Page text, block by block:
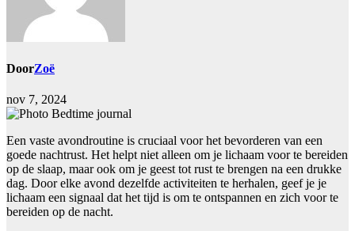
DoorZoë
nov 7, 2024
Een vaste avondroutine is cruciaal voor het bevorderen van een
goede nachtrust. Het helpt niet alleen om je lichaam voor te bereiden
op de slaap, maar ook om je geest tot rust te brengen na een drukke
dag. Door elke avond dezelfde activiteiten te herhalen, geef je je
lichaam een signaal dat het tijd is om te ontspannen en zich voor te
bereiden op de nacht.